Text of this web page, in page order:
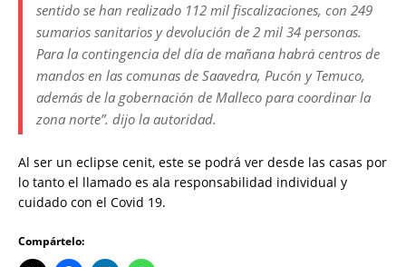
sentido se han realizado 112 mil fiscalizaciones, con 249
sumarios sanitarios y devolución de 2 mil 34 personas.
Para la contingencia del día de mañana habrá centros de
mandos en las comunas de Saavedra, Pucón y Temuco,
además de la gobernación de Malleco para coordinar la
zona norte”. dijo la autoridad.
Al ser un eclipse cenit, este se podrá ver desde las casas por
lo tanto el llamado es ala responsabilidad individual y
cuidado con el Covid 19.
Compártelo: